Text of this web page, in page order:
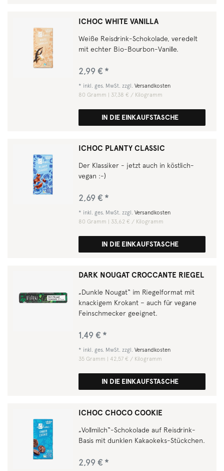
ICHOC WHITE VANILLA
Weiße Reisdrink-Schokolade, veredelt
mit echter Bio-Bourbon-Vanille.
2,99 € *
* inkl. ges. MwSt. zzgl.Versandkosten
80 Gramm | 37,38 € / Kilogramm
IN DIE EINKAUFSTASCHE
ICHOC PLANTY CLASSIC
Der Klassiker - jetzt auch in köstlich-
vegan :-)
2,69 € *
* inkl. ges. MwSt. zzgl.Versandkosten
80 Gramm | 33,62 € / Kilogramm
IN DIE EINKAUFSTASCHE
DARK NOUGAT CROCCANTE RIEGEL
„Dunkle Nougat“ im Riegelformat mit
knackigem Krokant – auch für vegane
Feinschmecker geeignet.
1,49 € *
* inkl. ges. MwSt. zzgl.Versandkosten
35 Gramm | 42,57 € / Kilogramm
IN DIE EINKAUFSTASCHE
ICHOC CHOCO COOKIE
„Vollmilch“-Schokolade auf Reisdrink-
Basis mit dunklen Kakaokeks-Stückchen.
2,99 € *